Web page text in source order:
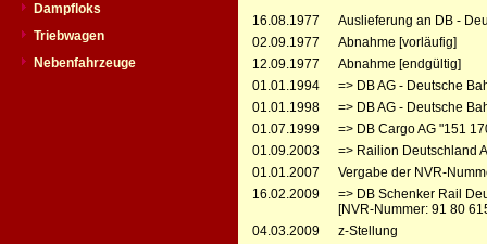
Dampfloks
Triebwagen
Nebenfahrzeuge
16.08.1977
Auslieferung an DB -
02.09.1977
Abnahme [vorläufig]
12.09.1977
Abnahme [endgültig]
01.01.1994
=> DB AG - Deutsche
01.01.1998
=> DB AG - Deutsche
01.07.1999
=> DB Cargo AG "151
01.09.2003
=> Railion Deutschland
01.01.2007
Vergabe der NVR-
16.02.2009
=> DB Schenker Rail
[NVR-Nummer: 91 80
04.03.2009
z-Stellung